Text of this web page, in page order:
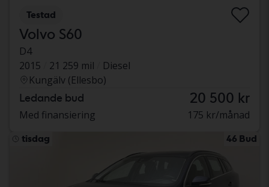
Testad
Volvo S60
D4
2015
21 259 mil
Diesel
Kungälv (Ellesbo)
Ledande bud 20 500 kr
Med finansiering 175 kr/månad
tisdag 46 Bud